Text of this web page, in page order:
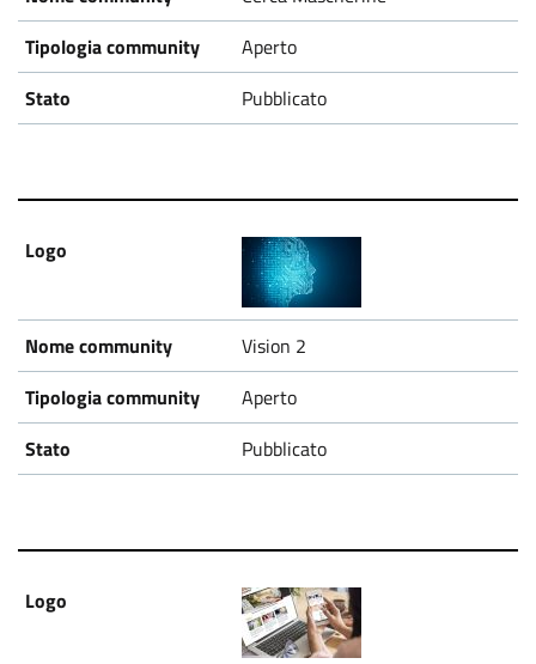
Aperto
Pubblicato
Vision 2
Aperto
Pubblicato